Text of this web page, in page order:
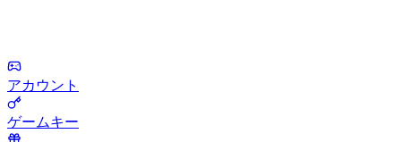
アカウント
ゲームキー